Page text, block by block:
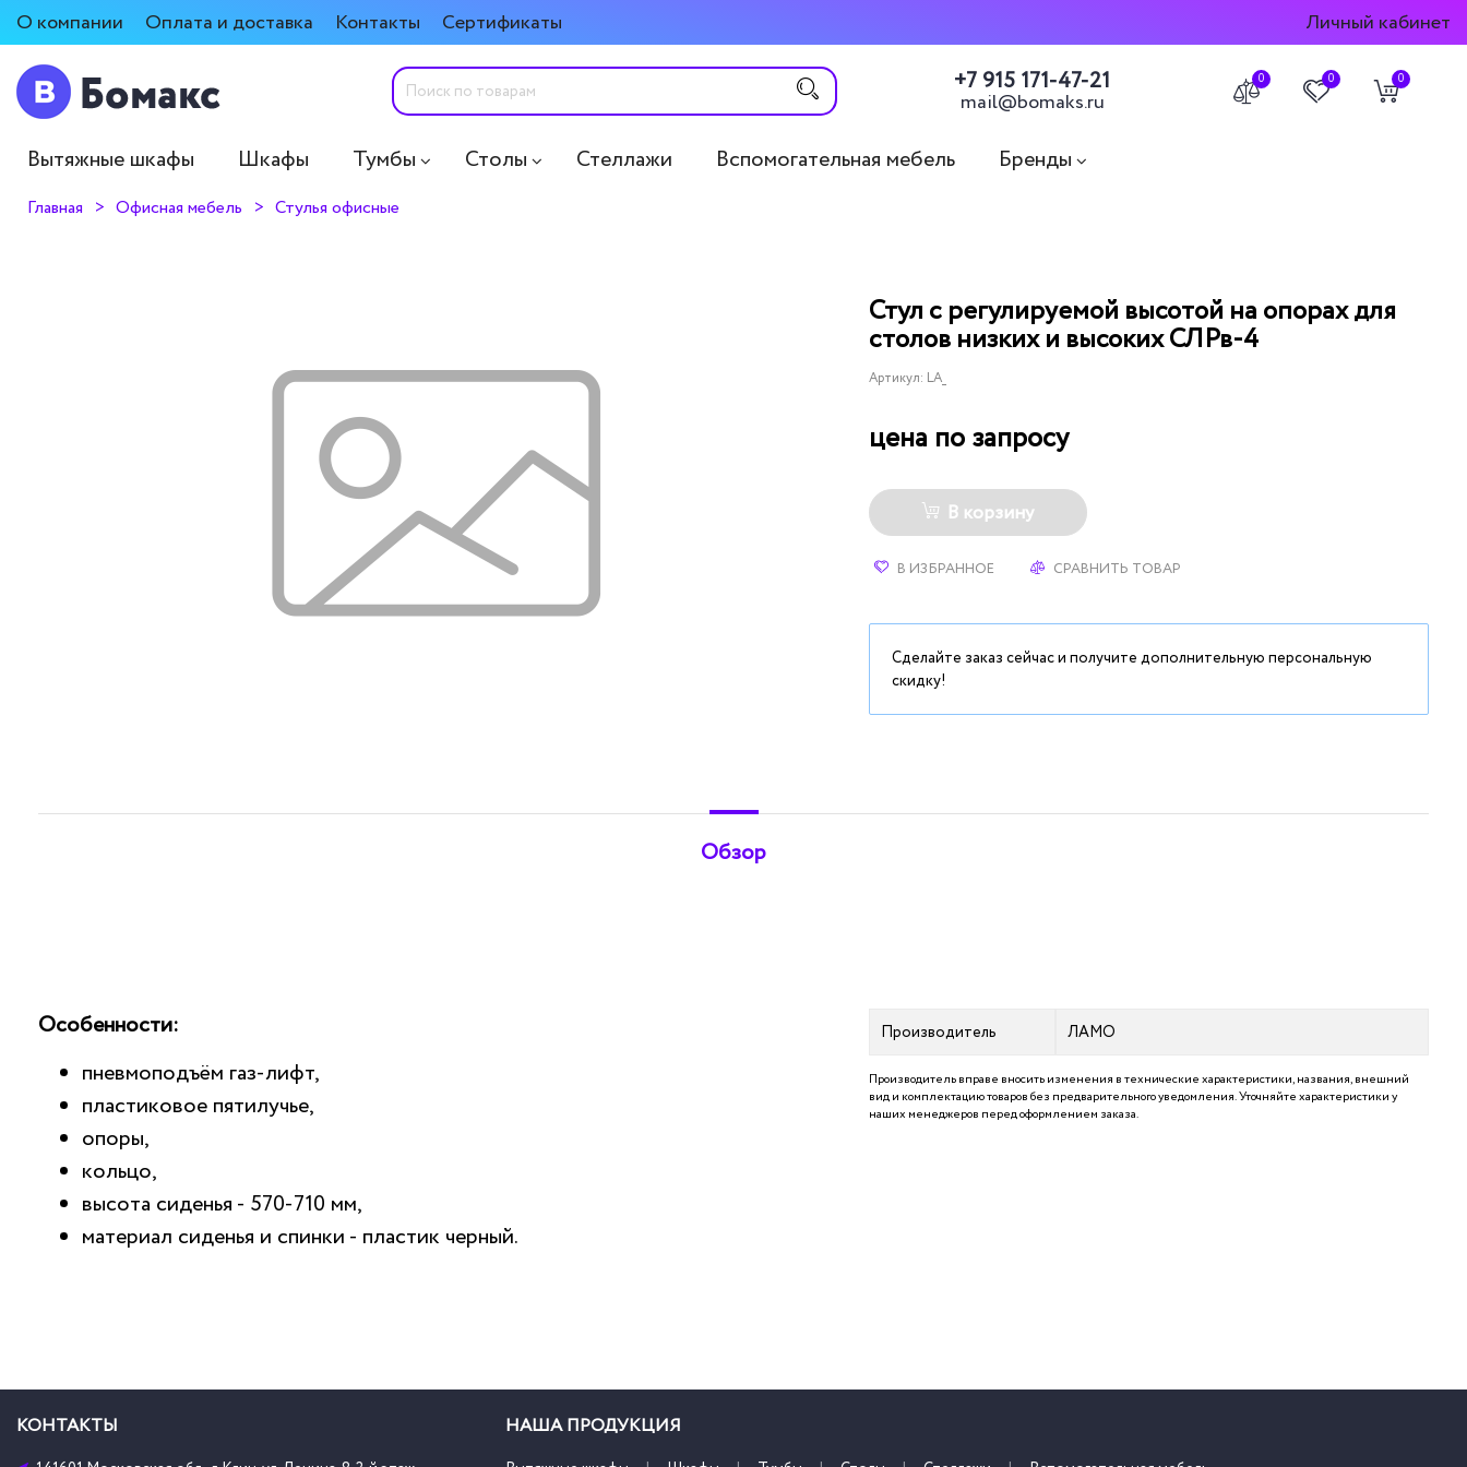
О компании Оплата и доставка Контакты Сертификаты Личный кабинет
+7 915 171-47-21
mail@bomaks.ru
0 0 0
Вытяжные шкафы Шкафы Тумбы Столы Стеллажи Вспомогательная мебель Бренды
Главная Офисная мебель Стулья офисные
Стул с регулируемой высотой на опорах для
столов низких и высоких СЛРв-4
Артикул: LA_
цена по запросу
В корзину
В ИЗБРАННОЕ СРАВНИТЬ ТОВАР
Сделайте заказ сейчас и получите дополнительную персональную
скидку!
Обзор
Особенности:
пневмоподъём газ-лифт,
пластиковое пятилучье,
опоры,
кольцо,
высота сиденья - 570-710 мм,
материал сиденья и спинки - пластик черный.
Производитель ЛАМО
Производитель вправе вносить изменения в технические характеристики, названия, внешний
вид и комплектацию товаров без предварительного уведомления. Уточняйте характеристики у
наших менеджеров перед оформлением заказа.
КОНТАКТЫ НАША ПРОДУКЦИЯ